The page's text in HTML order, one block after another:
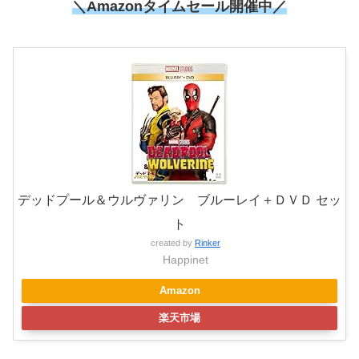
＼Amazonタイムセール開催中／
デッドプール＆ウルヴァリン ブルーレイ＋ＤＶＤ セッ
ト
created by Rinker
Happinet
Amazon
楽天市場